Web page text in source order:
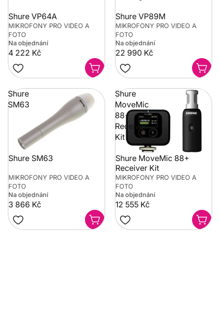
Shure VP64A
MIKROFONY PRO VIDEO A
FOTO
Na objednání
4 222 Kč
Shure VP89M
MIKROFONY PRO VIDEO A
FOTO
Na objednání
22 990 Kč
Shure
SM63
Shure SM63
MIKROFONY PRO VIDEO A
FOTO
Na objednání
3 866 Kč
Shure
MoveMic
88+
Receiver
Kit
Shure MoveMic 88+
Receiver Kit
MIKROFONY PRO VIDEO A
FOTO
Na objednání
12 555 Kč